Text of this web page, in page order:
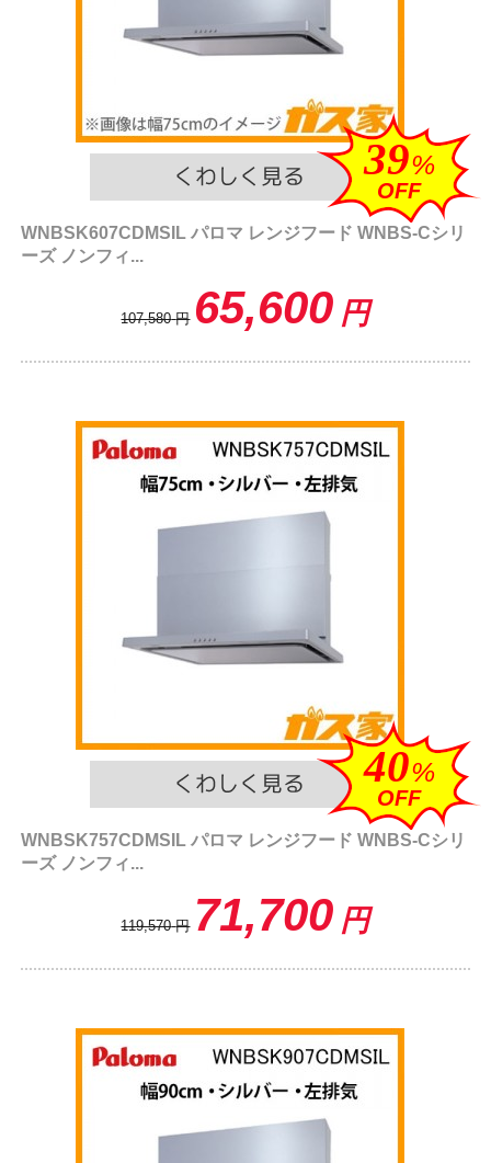
39%
OFF
WNBSK607CDMSIL パロマ レンジフード WNBS-Cシリ
ーズ ノンフィ...
107,580 円 65,600 円
40%
OFF
WNBSK757CDMSIL パロマ レンジフード WNBS-Cシリ
ーズ ノンフィ...
119,570 円 71,700 円